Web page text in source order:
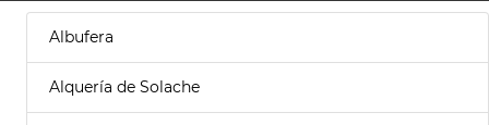
Albufera
Alquería de Solache